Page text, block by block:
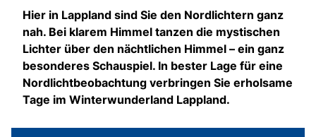
Hier in Lappland sind Sie den Nordlichtern ganz
nah. Bei klarem Himmel tanzen die mystischen
Lichter über den nächtlichen Himmel – ein ganz
besonderes Schauspiel. In bester Lage für eine
Nordlichtbeobachtung verbringen Sie erholsame
Tage im Winterwunderland Lappland.